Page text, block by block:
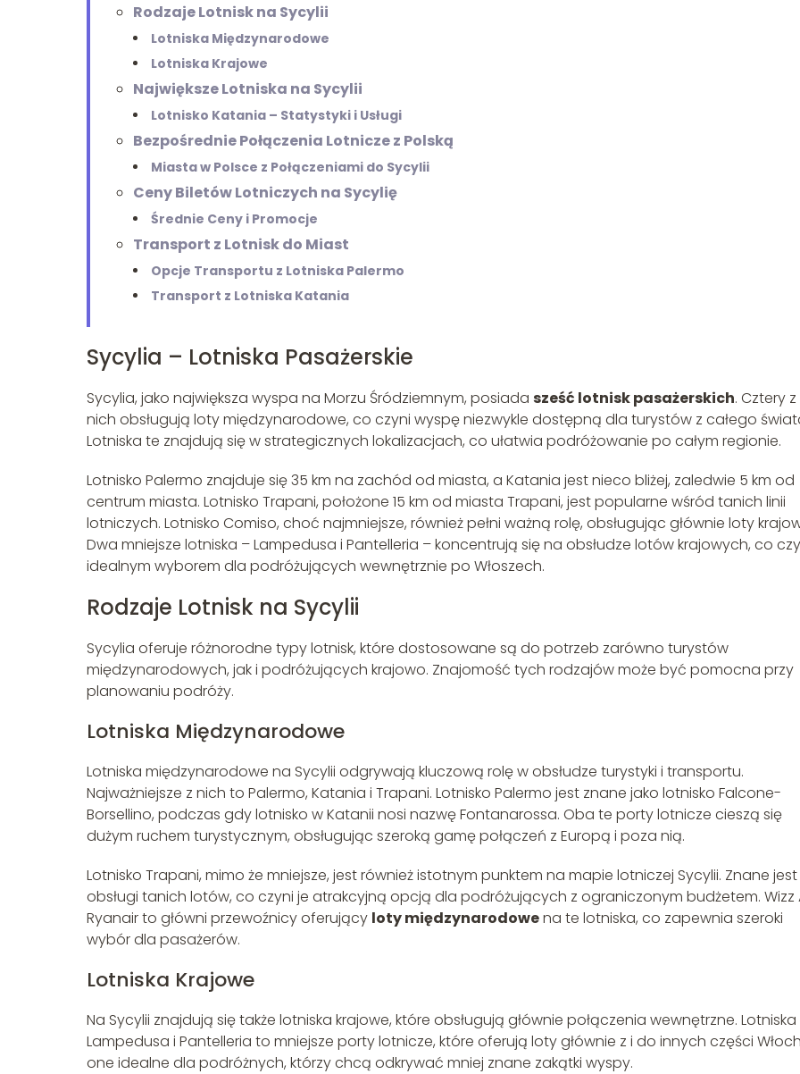
Rodzaje Lotnisk na Sycylii
Lotniska Międzynarodowe
Lotniska Krajowe
Największe Lotniska na Sycylii
Lotnisko Katania – Statystyki i Usługi
Bezpośrednie Połączenia Lotnicze z Polską
Miasta w Polsce z Połączeniami do Sycylii
Ceny Biletów Lotniczych na Sycylię
Średnie Ceny i Promocje
Transport z Lotnisk do Miast
Opcje Transportu z Lotniska Palermo
Transport z Lotniska Katania
Sycylia – Lotniska Pasażerskie
Sycylia, jako największa wyspa na Morzu Śródziemnym, posiada sześć lotnisk pasażerskich. Cztery z
nich obsługują loty międzynarodowe, co czyni wyspę niezwykle dostępną dla turystów z całego
Lotniska te znajdują się w strategicznych lokalizacjach, co ułatwia podróżowanie po całym regionie.
Lotnisko Palermo znajduje się 35 km na zachód od miasta, a Katania jest nieco bliżej, zaledwie 5 km od
centrum miasta. Lotnisko Trapani, położone 15 km od miasta Trapani, jest popularne wśród tanich linii
lotniczych. Lotnisko Comiso, choć najmniejsze, również pełni ważną rolę, obsługując głównie loty
Dwa mniejsze lotniska – Lampedusa i Pantelleria – koncentrują się na obsłudze lotów krajowych, co
idealnym wyborem dla podróżujących wewnętrznie po Włoszech.
Rodzaje Lotnisk na Sycylii
Sycylia oferuje różnorodne typy lotnisk, które dostosowane są do potrzeb zarówno turystów
międzynarodowych, jak i podróżujących krajowo. Znajomość tych rodzajów może być pomocna przy
planowaniu podróży.
Lotniska Międzynarodowe
Lotniska międzynarodowe na Sycylii odgrywają kluczową rolę w obsłudze turystyki i transportu.
Najważniejsze z nich to Palermo, Katania i Trapani. Lotnisko Palermo jest znane jako lotnisko Falcone-
Borsellino, podczas gdy lotnisko w Katanii nosi nazwę Fontanarossa. Oba te porty lotnicze cieszą się
dużym ruchem turystycznym, obsługując szeroką gamę połączeń z Europą i poza nią.
Lotnisko Trapani, mimo że mniejsze, jest również istotnym punktem na mapie lotniczej Sycylii. Znane jest
obsługi tanich lotów, co czyni je atrakcyjną opcją dla podróżujących z ograniczonym budżetem. Wizz
Ryanair to główni przewoźnicy oferujący loty międzynarodowena te lotniska, co zapewnia szeroki
wybór dla pasażerów.
Lotniska Krajowe
Na Sycylii znajdują się także lotniska krajowe, które obsługują głównie połączenia wewnętrzne. Lotniska
Lampedusa i Pantelleria to mniejsze porty lotnicze, które oferują loty głównie z i do innych części
one idealne dla podróżnych, którzy chcą odkrywać mniej znane zakątki wyspy.